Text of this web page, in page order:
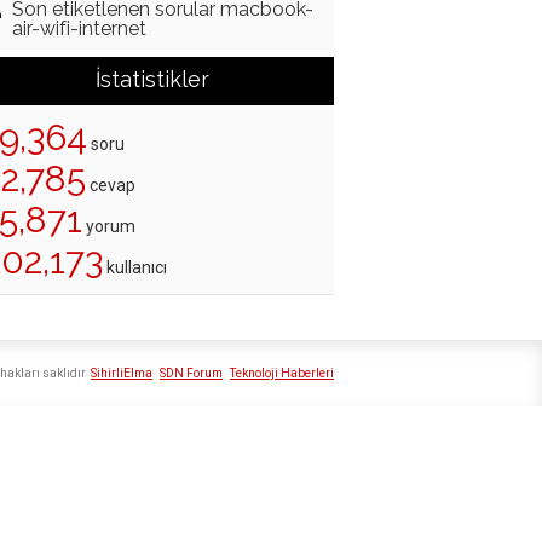
Son etiketlenen sorular macbook-
air-wifi-internet
İstatistikler
soru
cevap
yorum
kullanıcı
SihirliElma SDN Forum Teknoloji Haberleri
saklıdır